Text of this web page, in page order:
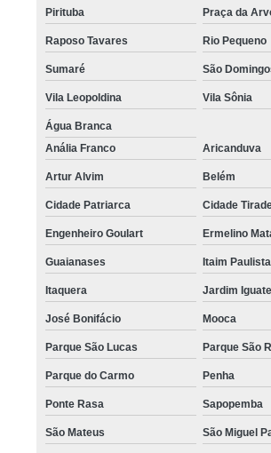
quanto custa micropigmentação capilar para
quanto custa micropigmentação capilar em 3d Brás
micropigmentação capilar com dermografo preço
micropigmentação capilar nas entradas preço
onde encontro micropigmentação capilar para
micropigmentação capilar em 3d São Domingos
micropigmentação capilar para homens preço
micropigmentação capilar com dermografo
micropigmentação capilar feminina valor
quanto custa micropigmentação capilar em
micropigmentação capilar 3d valor Barra Funda
micropigmentação capilar feminina Itanhaém
micropigmentação capilar para homens Alphaville
Pirituba Praça da
Raposo Tavares Rio Pequeno
Sumaré São
Vila Leopoldina Vila Sônia
Água Branca
Anália Franco
Aricanduva
Artur Alvim Belém
Cidade Patriarca Cidade
Engenheiro Goulart Ermelino
Guaianases Itaim Paulista
Itaquera Jardim
José Bonifácio Mooca
Parque São Lucas Parque São
Parque do Carmo Penha
Ponte Rasa Sapopemba
São Mateus São Miguel